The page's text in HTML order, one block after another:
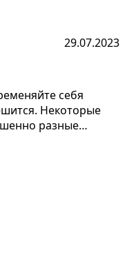
29.07.2023
себя
Некоторые
разные